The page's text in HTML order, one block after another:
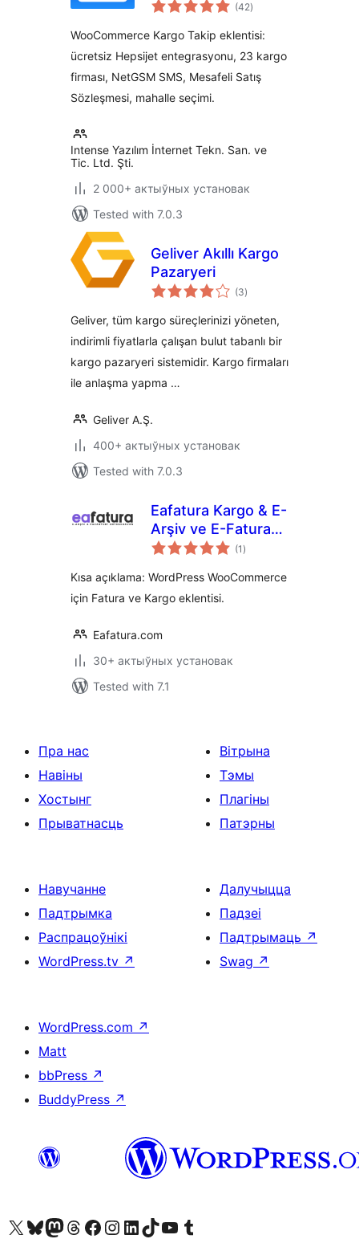
Sözleşme by(42ratings
)
WooCommerce Kargo Takip eklentisi:
ücretsiz Hepsijet entegrasyonu, 23 kargo
firması, NetGSM SMS, Mesafeli Satış
Sözleşmesi, mahalle seçimi.
Intense Yazılım İnternet Tekn. San. ve
Tic. Ltd. Şti.
2 000+ актыўных установак
Tested with 7.0.3
Geliver Akıllı Kargo
Pazaryeri
(3total
ratings
)
Geliver, tüm kargo süreçlerinizi yöneten,
indirimli fiyatlarla çalışan bulut tabanlı bir
kargo pazaryeri sistemidir. Kargo firmaları
ile anlaşma yapma …
Geliver A.Ş.
400+ актыўных установак
Tested with 7.0.3
Eafatura Kargo & E-
Arşiv ve E-Fatura
Entegrasyonu
(1 total
ratings
)
Kısa açıklama: WordPress WooCommerce
için Fatura ve Kargo eklentisi.
Eafatura.com
30+ актыўных установак
Tested with 7.1
Пра нас
Навіны
Хостынг
Прыватнасць
Вітрына
Тэмы
Плагіны
Патэрны
Навучанне
Падтрымка
Распрацоўнікі
WordPress.tv ↗
Далучыцца
Падзеі
Падтрымаць ↗
Swag ↗
WordPress.com ↗
Matt
bbPress ↗
BuddyPress ↗
Наведайце наш акаўнт у X (былы Twitter)
Visit our Bluesky account
Visit our Mastodon account
Visit our Threads account
Наведаеце нашу старонку на Facebook
Наведайце наш Instagram
Наведайце нашу старонку ў LinkedIn
Visit our TikTok account
Наведайце наш YouTube каналVisit our Tumblr account